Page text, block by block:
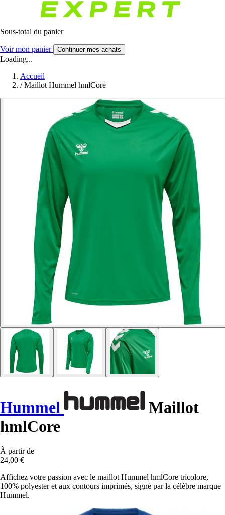
Sous-total du panier
Voir mon panier Continuer mes achats
Loading...
Accueil
/ Maillot Hummel hmlCore
Hummel
Maillot
hmlCore
À partir de
24,00 €
Affichez votre passion avec le maillot Hummel hmlCore tricolore,
100% polyester et aux contours imprimés, signé par la célèbre marque
Hummel.